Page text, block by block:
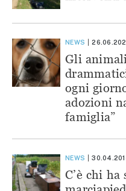
NEWS
Gli
ogni
adozioni
famiglia”
NEWS
C’è chi